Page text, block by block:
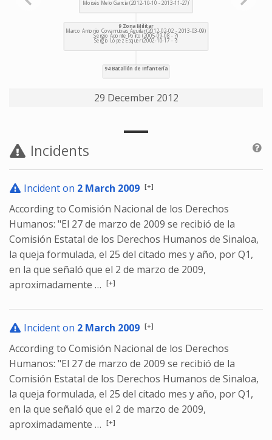
29 December 2012
Incidents
Incident on 2 March 2009 [+]
According to Comisión Nacional de los Derechos
Humanos: "El 27 de marzo de 2009 se recibió de la
Comisión Estatal de los Derechos Humanos de Sinaloa,
la queja formulada, el 25 del citado mes y año, por Q1,
en la que señaló que el 2 de marzo de 2009,
aproximadamente … [+]
Incident on 2 March 2009 [+]
According to Comisión Nacional de los Derechos
Humanos: "El 27 de marzo de 2009 se recibió de la
Comisión Estatal de los Derechos Humanos de Sinaloa,
la queja formulada, el 25 del citado mes y año, por Q1,
en la que señaló que el 2 de marzo de 2009,
aproximadamente … [+]